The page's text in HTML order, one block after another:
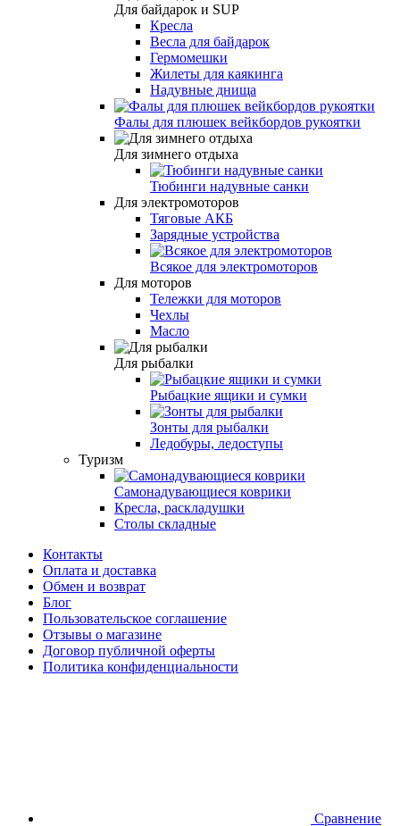
Для байдарок и SUP
Кресла
Весла для байдарок
Гермомешки
Жилеты для каякинга
Надувные днища
Фалы для плюшек вейкбордов рукоятки
Для зимнего отдыха
Тюбинги надувные санки
Для электромоторов
Тяговые АКБ
Зарядные устройства
Всякое для электромоторов
Для моторов
Тележки для моторов
Чехлы
Масло
Для рыбалки
Рыбацкие ящики и сумки
Зонты для рыбалки
Ледобуры, ледоступы
Туризм
Самонадувающиеся коврики
Кресла, раскладушки
Столы складные
Контакты
Оплата и доставка
Обмен и возврат
Блог
Пользовательское соглашение
Отзывы о магазине
Договор публичной оферты
Политика конфиденциальности
Сравнение